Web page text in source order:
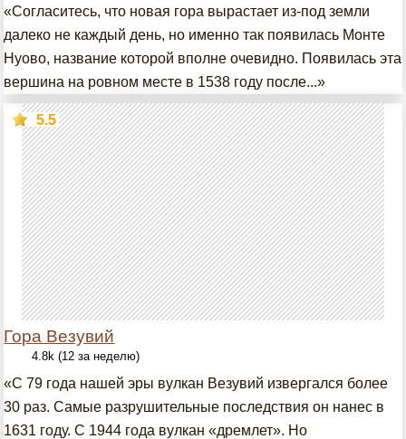
«Согласитесь, что новая гора вырастает из-под земли
далеко не каждый день, но именно так появилась Монте
Нуово, название которой вполне очевидно. Появилась эта
вершина на ровном месте в 1538 году после...»
Гора Везувий
5.5
4.8k (12 за неделю)
«С 79 года нашей эры вулкан Везувий извергался более
30 раз. Самые разрушительные последствия он нанес в
1631 году. С 1944 года вулкан «дремлет». Но